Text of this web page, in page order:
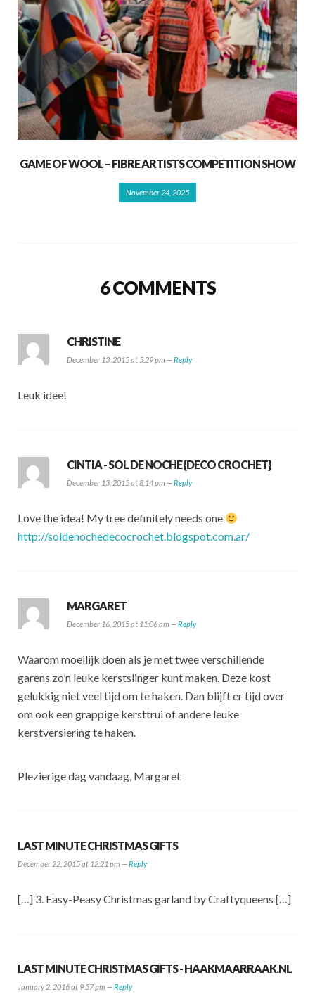
GAME OF WOOL – FIBRE ARTISTS COMPETITION SHOW
November 24, 2025
6 COMMENTS
CHRISTINE
December 13, 2015 at 5:29 pm —Reply
Leuk idee!
CINTIA - SOL DE NOCHE {DECO CROCHET}
December 13, 2015 at 8:14 pm —Reply
Love the idea! My tree definitely needs one
http://soldenochedecocrochet.blogspot.com.ar/
MARGARET
December 16, 2015 at 11:06 am —Reply
Waarom moeilijk doen als je met twee verschillende
garens zo’n leuke kerstslinger kunt maken. Deze kost
gelukkig niet veel tijd om te haken. Dan blijft er tijd over
om ook een grappige kersttrui of andere leuke
kerstversiering te haken.
Plezierige dag vandaag, Margaret
LAST MINUTE CHRISTMAS GIFTS
December 22, 2015 at 12:21 pm —Reply
[…] 3. Easy-Peasy Christmas garland by Craftyqueens […]
LAST MINUTE CHRISTMAS GIFTS - HAAKMAARRAAK.NL
January 2, 2016 at 9:57 pm —Reply